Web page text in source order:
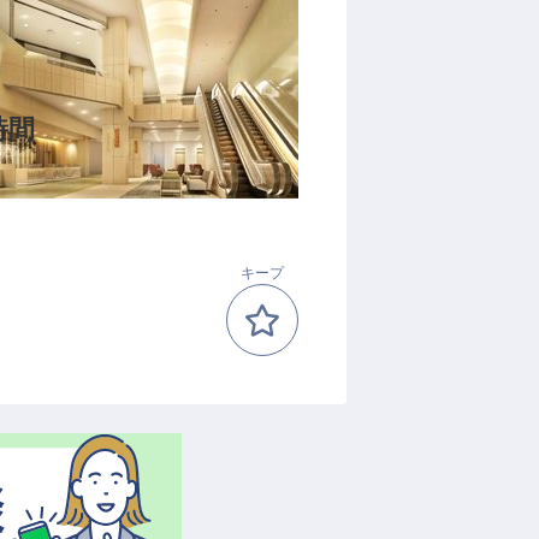
間
キープ